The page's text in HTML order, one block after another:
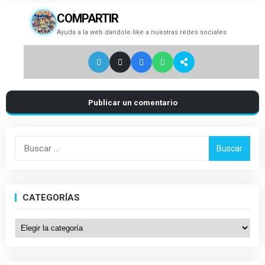
COMPARTIR
Ayuda a la web dandole like a nuestras redes sociales
Publicar un comentario
Buscar:
CATEGORÍAS
Categorías